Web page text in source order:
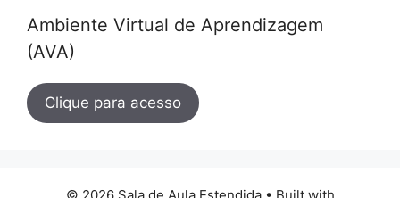
Ambiente Virtual de Aprendizagem
(AVA)
Clique para acesso